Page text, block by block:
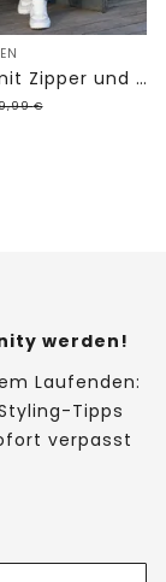
Blouson mit Zipper und Taschen
€
werden!
Laufenden:
Tipps
verpasst